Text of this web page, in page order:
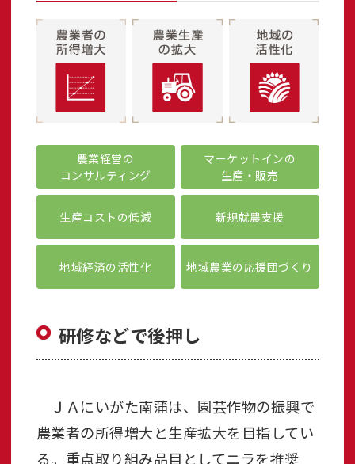
農業経営の
コンサルティング
マーケットインの
生産・販売
生産コストの低減 新規就農支援
地域経済の活性化 地域農業の応援団づくり
研修などで後押し
ＪＡにいがた南蒲は、園芸作物の振興で
農業者の所得増大と生産拡大を目指してい
る。重点取り組み品目としてニラを推奨